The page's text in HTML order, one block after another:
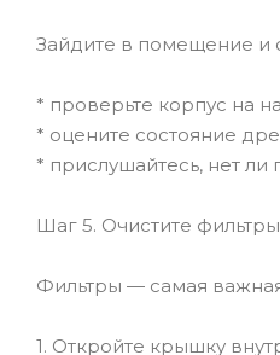
Зайдите в помещение и
* проверьте корпус на
* оцените состояние
* прислушайтесь, нет
Шаг 5. Очистите фильтры
Фильтры — самая важная
1. Откройте крышку